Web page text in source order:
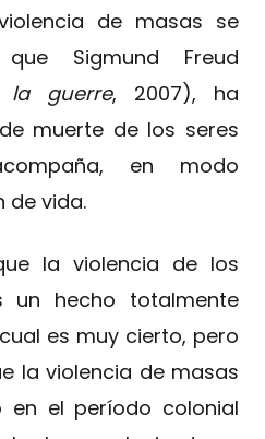
de masas se
Sigmund Freud
la guerre, 2007), ha
muerte de los seres
en modo
de vida.
la violencia de los
un hecho totalmente
es muy cierto, pero
la violencia de masas
en el período colonial